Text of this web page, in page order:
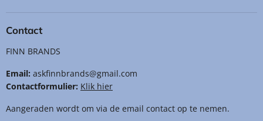
Contact
FINN BRANDS
Email: askfinnbrands@gmail.com
Contactformulier: Klik hier
Aangeraden wordt om via de email contact op te nemen.